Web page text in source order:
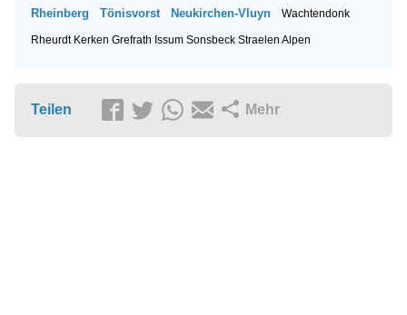
Rheinberg
Tönisvorst Neukirchen-Vluyn Wachtendonk
Rheurdt Kerken Grefrath Issum Sonsbeck Straelen Alpen
Teilen Mehr